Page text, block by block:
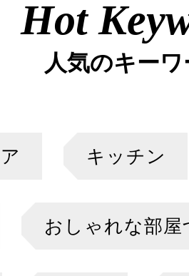
Hot
人気のキー
キッチン
おしゃれな部屋